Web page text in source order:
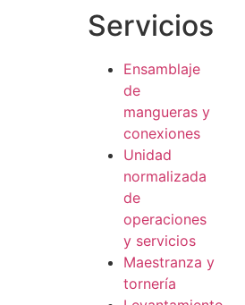
Servicios
Ensamblaje
de
mangueras y
conexiones
Unidad
normalizada
de
operaciones
y servicios
Maestranza y
tornería